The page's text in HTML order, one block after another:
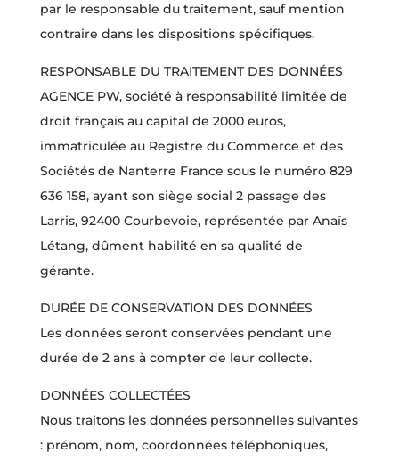
par le responsable du traitement, sauf mention
contraire dans les dispositions spécifiques.
RESPONSABLE DU TRAITEMENT DES DONNÉES
AGENCE PW, société à responsabilité limitée de
droit français au capital de 2000 euros,
immatriculée au Registre du Commerce et des
Sociétés de Nanterre France sous le numéro 829
636 158, ayant son siège social 2 passage des
Larris, 92400 Courbevoie, représentée par Anaïs
Létang, dûment habilité en sa qualité de
gérante.
DURÉE DE CONSERVATION DES DONNÉES
Les données seront conservées pendant une
durée de 2 ans à compter de leur collecte.
DONNÉES COLLECTÉES
Nous traitons les données personnelles suivantes
: prénom, nom, coordonnées téléphoniques,